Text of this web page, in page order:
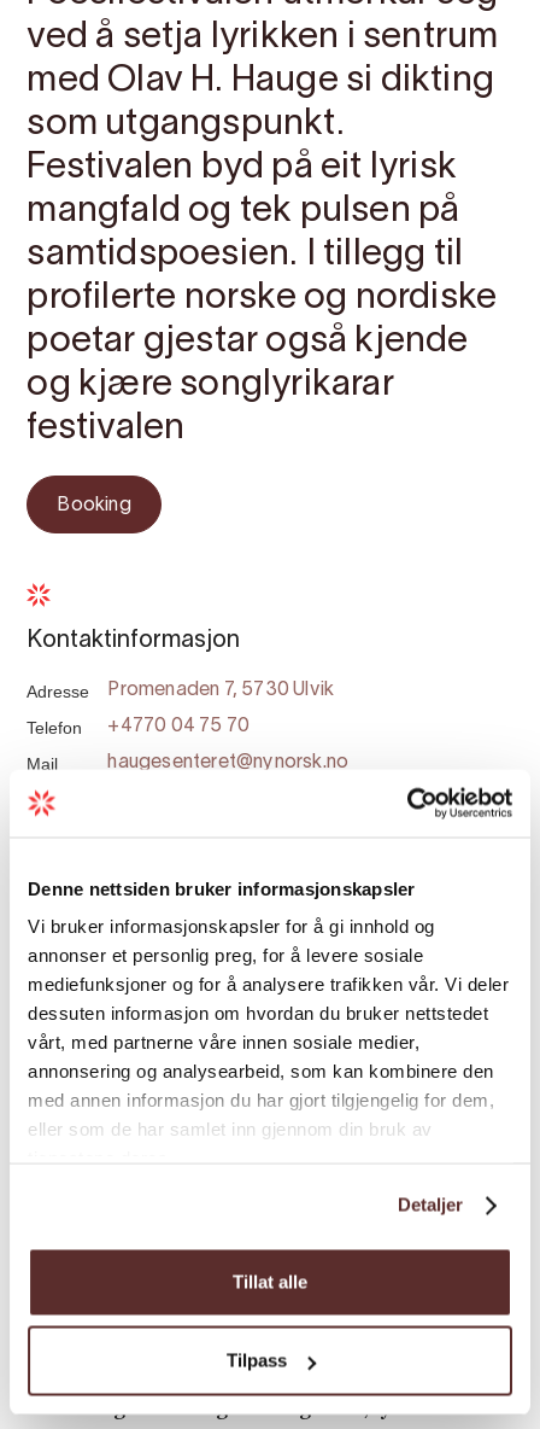
Denne nettsiden bruker informasjonskapsler
Vi bruker informasjonskapsler for å gi innhold og
annonser et personlig preg, for å levere sosiale
mediefunksjoner og for å analysere trafikken vår. Vi deler
dessuten informasjon om hvordan du bruker nettstedet
vårt, med partnerne våre innen sosiale medier,
annonsering og analysearbeid, som kan kombinere den
med annen informasjon du har gjort tilgjengelig for dem,
eller som de har samlet inn gjennom din bruk av
Detaljer
Tillat alle
Tilpass
ved å setja lyrikken i sentrum
med Olav H. Hauge si dikting
som utgangspunkt.
Festivalen byd på eit lyrisk
mangfald og tek pulsen på
samtidspoesien. I tillegg til
profilerte norske og nordiske
poetar gjestar også kjende
og kjære songlyrikarar
festivalen
Booking
Kontaktinformasjon
Adresse Promenaden 7, 5730 Ulvik
Telefon +4770 04 75 70
Mail haugesenteret@nynorsk.no
Nettside Nynorsk.no/haugesenteret/arets-program-
Om
Poesifestivalen i Ulvik vert arrangert andre
helga i september annakvart år. Neste festival
bruk. I det tradisjonsrike ungdomshuset
Elvatun finn du konsertar, Hauge-samtalen
og festivalkro med lokale smakar på fat og i
glas. Diktopplesing kan opplevast mellom
Frukt- og siderrute. I Haugesenteret finn du
utstilling om Hauges liv og verk, lyrikk i